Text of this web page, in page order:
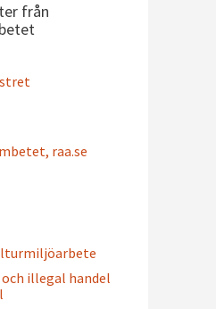
från
raa.se
illegal handel